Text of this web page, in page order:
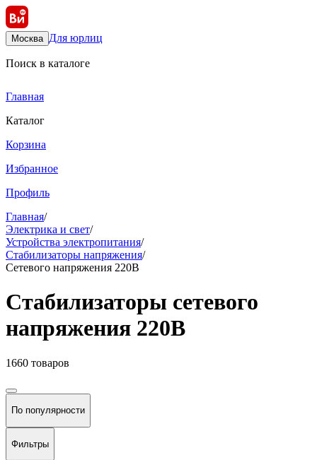
Москва Для юрлиц
Поиск в каталоге
Главная
Каталог
Корзина
Избранное
Профиль
Главная/
Электрика и свет/
Устройства электропитания/
Стабилизаторы напряжения/
Сетевого напряжения 220В
Стабилизаторы сетевого
напряжения 220В
1660 товаров
По популярности
Фильтры